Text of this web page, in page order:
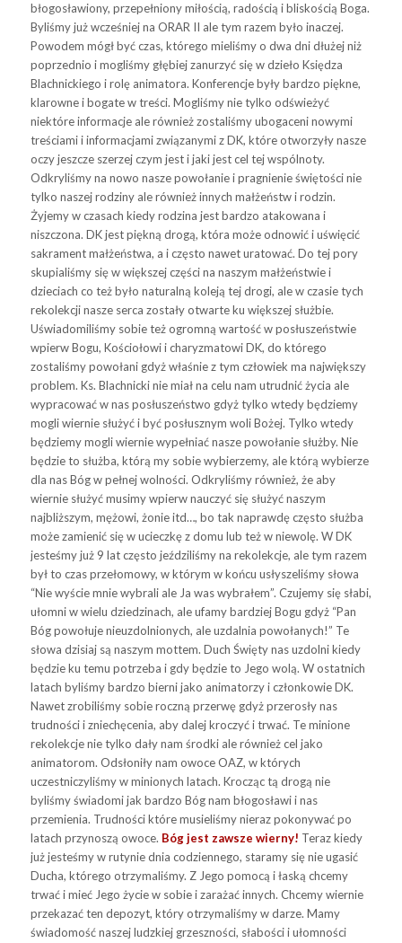
błogosławiony, przepełniony miłością, radością i bliskością Boga.
Byliśmy już wcześniej na ORAR II ale tym razem było inaczej.
Powodem mógł być czas, którego mieliśmy o dwa dni dłużej niż
poprzednio i mogliśmy głębiej zanurzyć się w dzieło Księdza
Blachnickiego i rolę animatora. Konferencje były bardzo piękne,
klarowne i bogate w treści. Mogliśmy nie tylko odświeżyć
niektóre informacje ale również zostaliśmy ubogaceni nowymi
treściami i informacjami związanymi z DK, które otworzyły nasze
oczy jeszcze szerzej czym jest i jaki jest cel tej wspólnoty.
Odkryliśmy na nowo nasze powołanie i pragnienie świętości nie
tylko naszej rodziny ale również innych małżeństw i rodzin.
Żyjemy w czasach kiedy rodzina jest bardzo atakowana i
niszczona. DK jest piękną drogą, która może odnowić i uświęcić
sakrament małżeństwa, a i często nawet uratować. Do tej pory
skupialiśmy się w większej części na naszym małżeństwie i
dzieciach co też było naturalną koleją tej drogi, ale w czasie tych
rekolekcji nasze serca zostały otwarte ku większej służbie.
Uświadomiliśmy sobie też ogromną wartość w posłuszeństwie
wpierw Bogu, Kościołowi i charyzmatowi DK, do którego
zostaliśmy powołani gdyż właśnie z tym człowiek ma największy
problem. Ks. Blachnicki nie miał na celu nam utrudnić życia ale
wypracować w nas posłuszeństwo gdyż tylko wtedy będziemy
mogli wiernie służyć i być posłusznym woli Bożej. Tylko wtedy
będziemy mogli wiernie wypełniać nasze powołanie służby. Nie
będzie to służba, którą my sobie wybierzemy, ale którą wybierze
dla nas Bóg w pełnej wolności. Odkryliśmy również, że aby
wiernie służyć musimy wpierw nauczyć się służyć naszym
najbliższym, mężowi, żonie itd…, bo tak naprawdę często służba
może zamienić się w ucieczkę z domu lub też w niewolę. W DK
jesteśmy już 9 lat często jeździliśmy na rekolekcje, ale tym razem
był to czas przełomowy, w którym w końcu usłyszeliśmy słowa
“Nie wyście mnie wybrali ale Ja was wybrałem”. Czujemy się słabi,
ułomni w wielu dziedzinach, ale ufamy bardziej Bogu gdyż “Pan
Bóg powołuje nieuzdolnionych, ale uzdalnia powołanych!” Te
słowa dzisiaj są naszym mottem. Duch Święty nas uzdolni kiedy
będzie ku temu potrzeba i gdy będzie to Jego wolą. W ostatnich
latach byliśmy bardzo bierni jako animatorzy i członkowie DK.
Nawet zrobiliśmy sobie roczną przerwę gdyż przerosły nas
trudności i zniechęcenia, aby dalej kroczyć i trwać. Te minione
rekolekcje nie tylko dały nam środki ale również cel jako
animatorom. Odsłoniły nam owoce OAZ, w których
uczestniczyliśmy w minionych latach. Krocząc tą drogą nie
byliśmy świadomi jak bardzo Bóg nam błogosławi i nas
przemienia. Trudności które musieliśmy nieraz pokonywać po
latach przynoszą owoce. Bóg jest zawsze wierny! Teraz kiedy
już jesteśmy w rutynie dnia codziennego, staramy się nie ugasić
Ducha, którego otrzymaliśmy. Z Jego pomocą i łaską chcemy
trwać i mieć Jego życie w sobie i zarażać innych. Chcemy wiernie
przekazać ten depozyt, który otrzymaliśmy w darze. Mamy
świadomość naszej ludzkiej grzeszności, słabości i ułomności